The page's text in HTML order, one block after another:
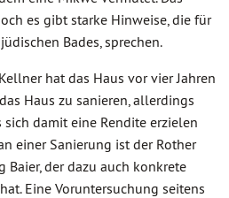
es gibt starke Hinweise, die für
Bades, sprechen.
hat das Haus vor vier Jahren
Haus zu sanieren, allerdings
sich damit eine Rendite erzielen
einer Sanierung ist der Rother
Baier, der dazu auch konkrete
Eine Voruntersuchung seitens